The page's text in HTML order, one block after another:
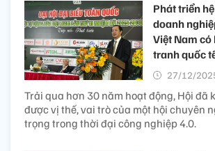
Phát triển
doanh
Việt Nam
tranh quốc
27/12/
Trải qua hơn 30 năm hoạt động, Hội đã
được vị thế, vai trò của một hội chuyên
trọng trong thời đại công nghiệp 4.0.